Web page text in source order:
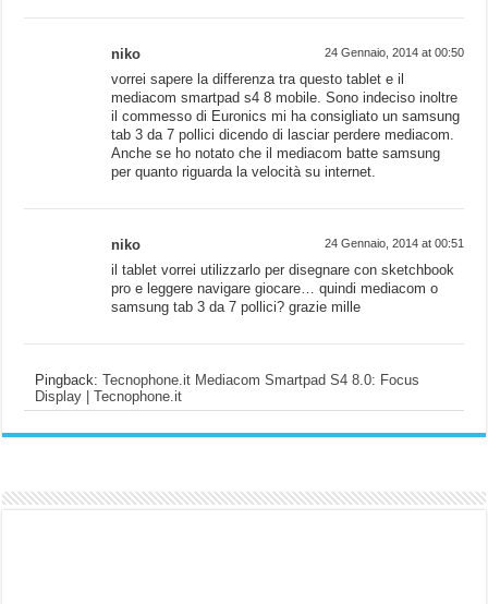
niko 24 Gennaio, 2014 at 00:50
vorrei sapere la differenza tra questo tablet e il
mediacom smartpad s4 8 mobile. Sono indeciso inoltre
il commesso di Euronics mi ha consigliato un samsung
tab 3 da 7 pollici dicendo di lasciar perdere mediacom.
Anche se ho notato che il mediacom batte samsung
per quanto riguarda la velocità su internet.
niko 24 Gennaio, 2014 at 00:51
il tablet vorrei utilizzarlo per disegnare con sketchbook
pro e leggere navigare giocare… quindi mediacom o
samsung tab 3 da 7 pollici? grazie mille
Pingback:Tecnophone.it Mediacom Smartpad S4 8.0: Focus
Display | Tecnophone.it